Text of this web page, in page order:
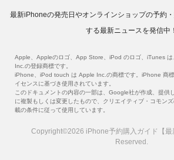
最新iPhoneの発売日やオンラインショップの予約
する最新ニュースを発信中！
Apple、Appleのロゴ、App Store、iPod のロゴ、iTunes
Inc.の登録商標です。
iPhone、iPod touch は Apple Inc.の商標です。iPhone 商
イセンスに基づき使用されています。
このドキュメントの内容の一部は、Google社が作成、提供
に複製もしくは変更したもので、クリエイティブ・コモン
載の条件に従って使用しています。
Copyright©2026 iPhone予約購入ガイド【最
Reserved.